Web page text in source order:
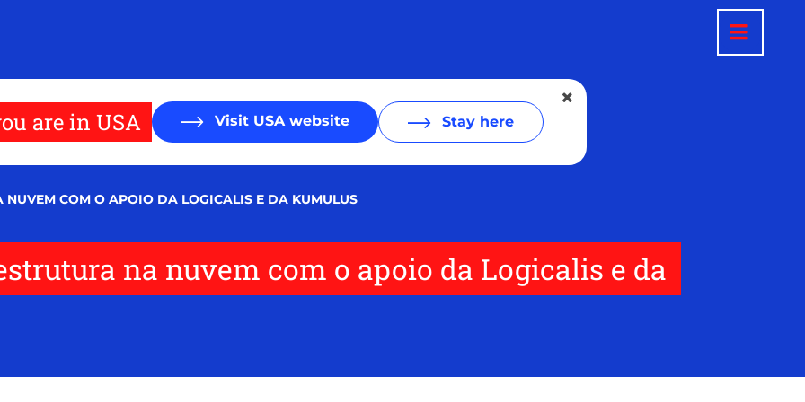
are in USA Visit USA website Stay here
COM O APOIO DA LOGICALIS E DA KUMULUS
na nuvem com o apoio da Logicalis e da